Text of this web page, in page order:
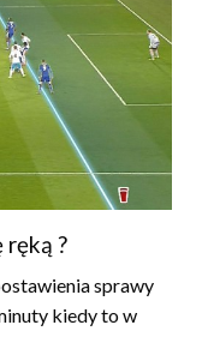
ręką ?
sprawy
kiedy to w